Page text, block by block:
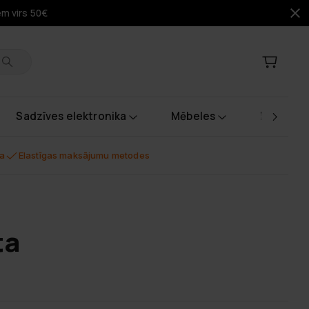
virs 50€
Sadzīves elektronika Mēbeles
Elastīgas maksājumu metodes